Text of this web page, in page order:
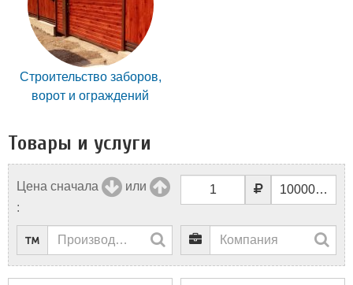
Строительство заборов,
ворот и ограждений
Товары и услуги
Цена сначала
или
: